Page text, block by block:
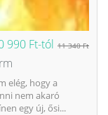
990 Ft-tól 11 340 Ft
elég, hogy a
nem akaró
egy új, ősi...